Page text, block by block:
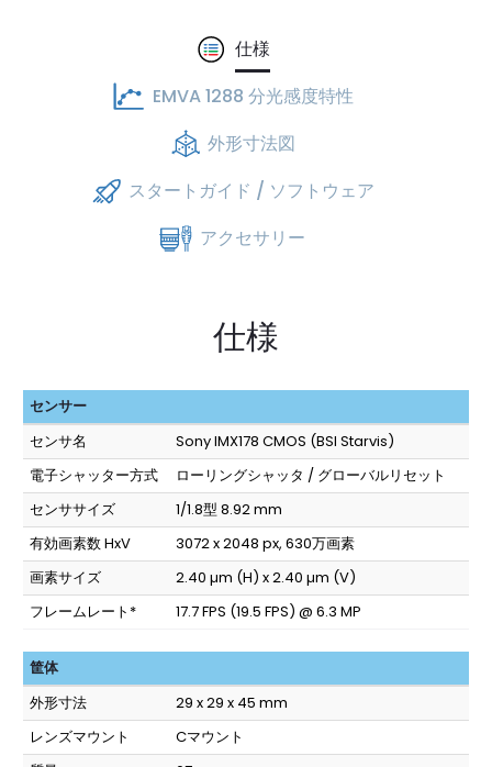
仕様
EMVA 1288 分光感度特性
外形寸法図
スタートガイド / ソフトウェア
アクセサリー
仕様
センサー
センサ名
Sony IMX178 CMOS (BSI Starvis)
電子シャッター方式
ローリングシャッタ / グローバルリセット
センササイズ
1/1.8型 8.92 mm
有効画素数 HxV
3072 x 2048 px, 630万画素
画素サイズ
2.40 µm (H) x 2.40 µm (V)
フレームレート*
17.7 FPS (19.5 FPS) @ 6.3 MP
筐体
外形寸法
29 x 29 x 45 mm
レンズマウント
Cマウント